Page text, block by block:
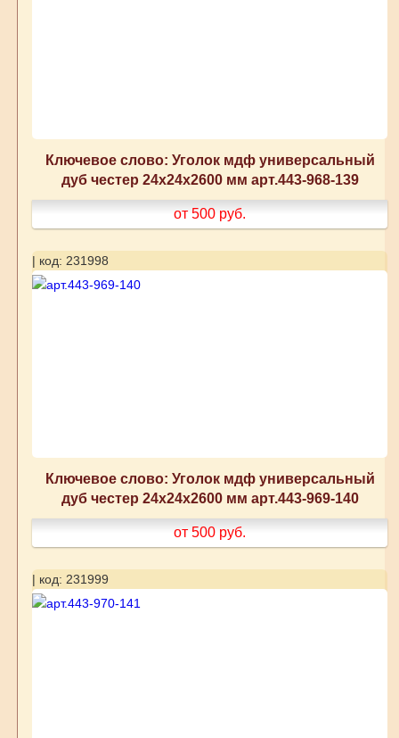
Ключевое слово: Уголок мдф универсальный
дуб честер 24x24x2600 мм арт.443-968-139
от 500 руб.
| код: 231998
Ключевое слово: Уголок мдф универсальный
дуб честер 24x24x2600 мм арт.443-969-140
от 500 руб.
| код: 231999